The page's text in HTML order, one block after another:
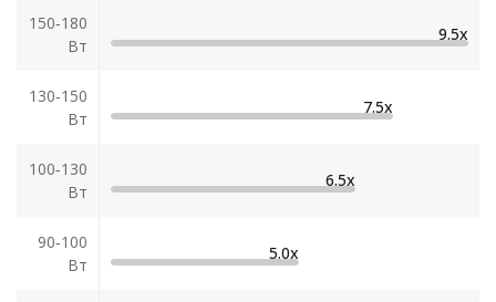
150‑180
Вт
9.5х
130‑150
Вт
7.5х
100‑130
Вт
6.5х
90‑100
Вт
5.0х